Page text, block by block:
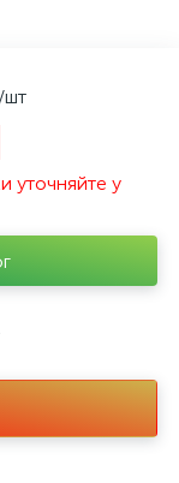
/шт
уточняйте у